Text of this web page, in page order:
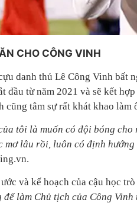
CHO CÔNG VINH
danh thủ Lê Công Vinh bất
đầu từ năm 2021 và sẽ kết
cũng tâm sự rất khát khao làm
tôi là muốn có đội bóng cho
mơ lâu rồi, luôn có định
và kế hoạch của cậu học
để làm Chủ tịch của Công